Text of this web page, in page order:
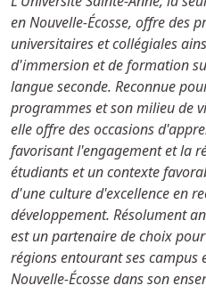
en Nouvelle-Écosse, offre des
universitaires et collégiales
d'immersion et de formation
langue seconde. Reconnue
programmes et son milieu de
elle offre des occasions
favorisant l'engagement et la
étudiants et un contexte
d'une culture d'excellence en
développement. Résolument
est un partenaire de choix
régions entourant ses campus
Nouvelle-Écosse dans son